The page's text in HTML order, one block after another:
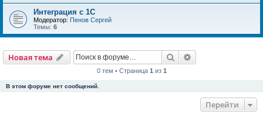
Интеграция с 1С
Модератор: Пенов Сергей
Темы: 6
Новая тема Поиск
0 тем • Страница 1 из 1
В этом форуме нет сообщений.
Перейти